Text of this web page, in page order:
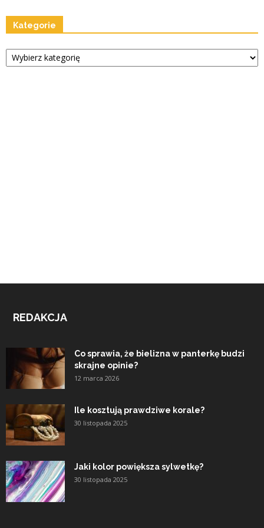
Kategorie
Kategorie
REDAKCJA
Co sprawia, że bielizna w panterkę budzi
skrajne opinie?
12 marca 2026
Ile kosztują prawdziwe korale?
30 listopada 2025
Jaki kolor powiększa sylwetkę?
30 listopada 2025